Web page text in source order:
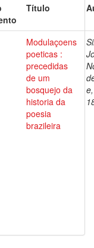
Título
Modulaçoens
poeticas :
precedidas
de um
bosquejo da
historia da
poesia
brazileira